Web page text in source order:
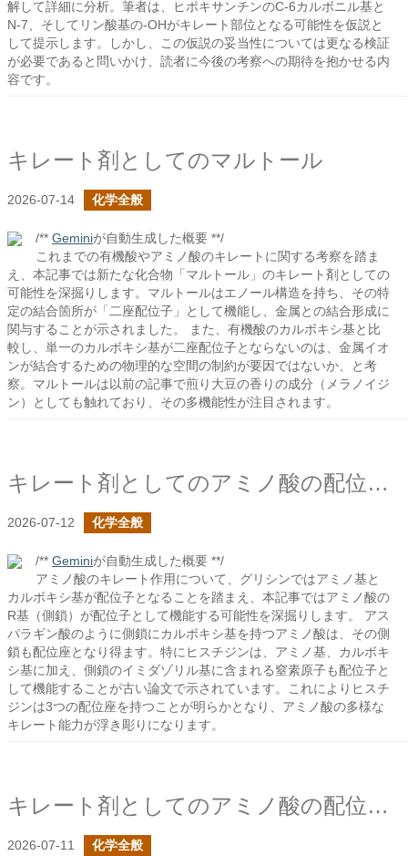
解して詳細に分析。筆者は、ヒポキサンチンのC-6カルボニル基と
N-7、そしてリン酸基の-OHがキレート部位となる可能性を仮説と
して提示します。しかし、この仮説の妥当性については更なる検証
が必要であると問いかけ、読者に今後の考察への期待を抱かせる内
容です。
キレート剤としてのマルトール
2026-07-14 化学全般
/** Geminiが自動生成した概要 **/
これまでの有機酸やアミノ酸のキレートに関する考察を踏ま
え、本記事では新たな化合物「マルトール」のキレート剤としての
可能性を深掘りします。マルトールはエノール構造を持ち、その特
定の結合箇所が「二座配位子」として機能し、金属との結合形成に
関与することが示されました。 また、有機酸のカルボキシ基と比
較し、単一のカルボキシ基が二座配位子とならないのは、金属イオ
ンが結合するための物理的な空間の制約が要因ではないか、と考
察。マルトールは以前の記事で煎り大豆の香りの成分（メラノイジ
ン）としても触れており、その多機能性が注目されます。
キレート剤としてのアミノ酸の配位子についての続き
2026-07-12 化学全般
/** Geminiが自動生成した概要 **/
アミノ酸のキレート作用について、グリシンではアミノ基と
カルボキシ基が配位子となることを踏まえ、本記事ではアミノ酸の
R基（側鎖）が配位子として機能する可能性を深掘りします。 アス
パラギン酸のように側鎖にカルボキシ基を持つアミノ酸は、その側
鎖も配位座となり得ます。特にヒスチジンは、アミノ基、カルボキ
シ基に加え、側鎖のイミダゾリル基に含まれる窒素原子も配位子と
して機能することが古い論文で示されています。これによりヒスチ
ジンは3つの配位座を持つことが明らかとなり、アミノ酸の多様な
キレート能力が浮き彫りになります。
キレート剤としてのアミノ酸の配位子について
2026-07-11 化学全般